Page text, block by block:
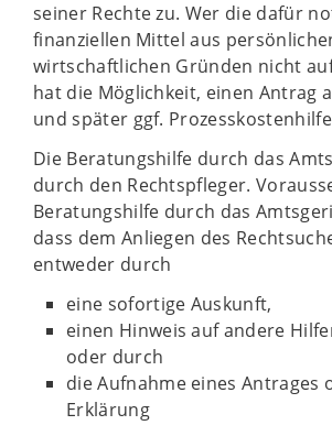
seiner Rechte zu. Wer die dafür
finanziellen Mittel aus
wirtschaftlichen Gründen nicht
hat die Möglichkeit, einen Antrag
und später ggf.
Die Beratungshilfe durch das
durch den Rechtspfleger.
Beratungshilfe durch das
dass dem Anliegen des
entweder durch
eine sofortige Auskunft,
einen Hinweis auf andere
oder durch
die Aufnahme eines Antrages
Erklärung